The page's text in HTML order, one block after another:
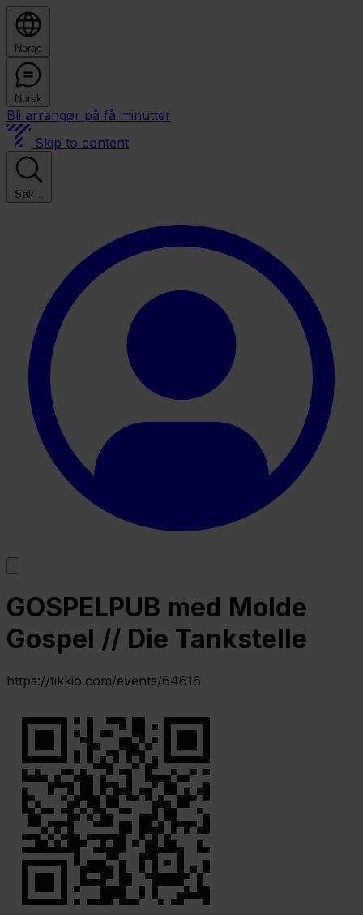
Norge
Norsk
Bli arrangør på få minutter
Skip to content
Søk...
GOSPELPUB med Molde
Gospel // Die Tankstelle
https://tikkio.com/events/64616